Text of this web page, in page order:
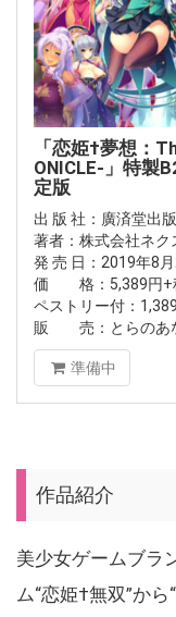
「恋姫†夢想：
ONICLE-」特製
定版
出 版 社：廣済堂出版
著者：株式会社ネク
発 売 日：2019年8月
価 格：5,389円+
ペストリー付：
販 売：とらのあな
準備中
作品紹介
美少女ゲームブラ
ム“恋姫†無双”か